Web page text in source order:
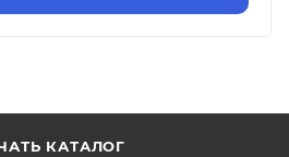
КАТАЛОГ